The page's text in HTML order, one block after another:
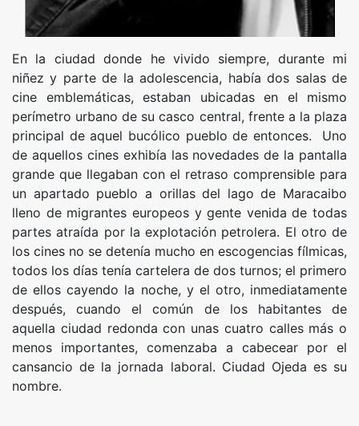
En la ciudad donde he vivido siempre, durante mi
niñez y parte de la adolescencia, había dos salas de
cine emblemáticas, estaban ubicadas en el mismo
perímetro urbano de su casco central, frente a la plaza
principal de aquel bucólico pueblo de entonces. Uno
de aquellos cines exhibía las novedades de la pantalla
grande que llegaban con el retraso comprensible para
un apartado pueblo a orillas del lago de Maracaibo
lleno de migrantes europeos y gente venida de todas
partes atraída por la explotación petrolera. El otro de
los cines no se detenía mucho en escogencias fílmicas,
todos los días tenía cartelera de dos turnos; el primero
de ellos cayendo la noche, y el otro, inmediatamente
después, cuando el común de los habitantes de
aquella ciudad redonda con unas cuatro calles más o
menos importantes, comenzaba a cabecear por el
cansancio de la jornada laboral. Ciudad Ojeda es su
nombre.